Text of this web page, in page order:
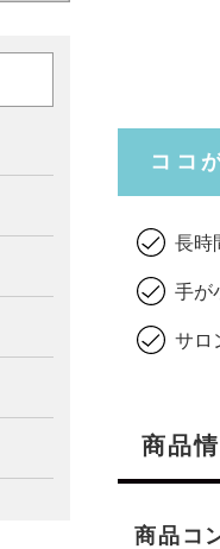
ココ
長時
手が
サロ
商品
商品コ